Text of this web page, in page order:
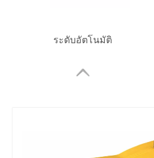
ระดับอัตโนมัติ